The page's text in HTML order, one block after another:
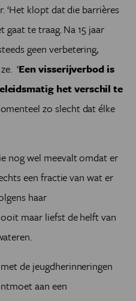
‘Het klopt dat die barrières
te traag. Na 15 jaar
geen verbetering,
‘Een visserijverbod is
het verschil te
zo slecht dat élke
nog wel meevalt omdat er
een fractie van wat er
haar
maar liefst de helft van
de jeugdherinneringen
aan een